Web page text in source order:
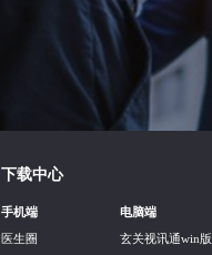
下载中心
手机端
医生圈
电脑端
玄关视讯通win版